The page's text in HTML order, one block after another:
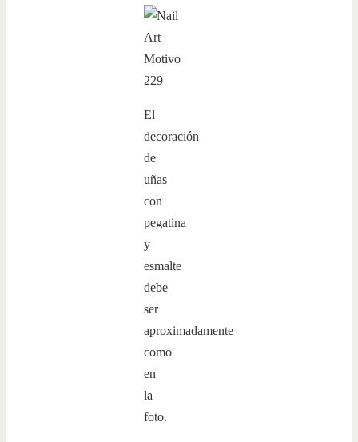
El
decoración
de
uñas
con
pegatina
y
esmalte
debe
ser
aproximadamente
como
en
la
foto.